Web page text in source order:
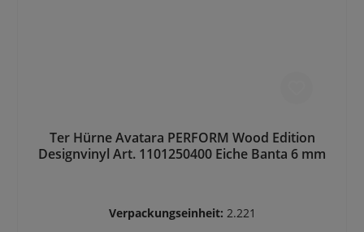
Ter Hürne Avatara PERFORM Wood Edition
Designvinyl Art. 1101250400 Eiche Banta 6 mm
Verpackungseinheit: 2.221